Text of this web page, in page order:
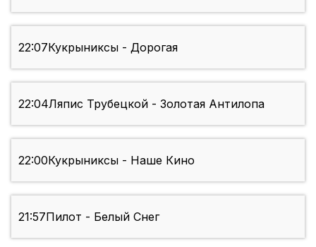
22:07Кукрыниксы - Дорогая
22:04Ляпис Трубецкой - Золотая Антилопа
22:00Кукрыниксы - Наше Кино
21:57Пилот - Белый Снег